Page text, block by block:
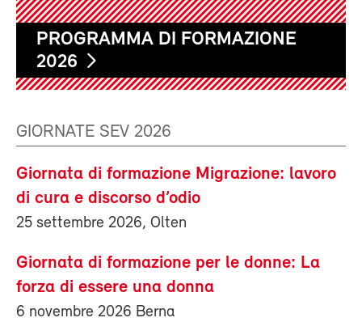
PROGRAMMA DI FORMAZIONE
2026
GIORNATE SEV 2026
Giornata di formazione Migrazione: lavoro
di cura e discorso d’odio
25 settembre 2026, Olten
Giornata di formazione per le donne: La
forza di essere una donna
6 novembre 2026 Berna